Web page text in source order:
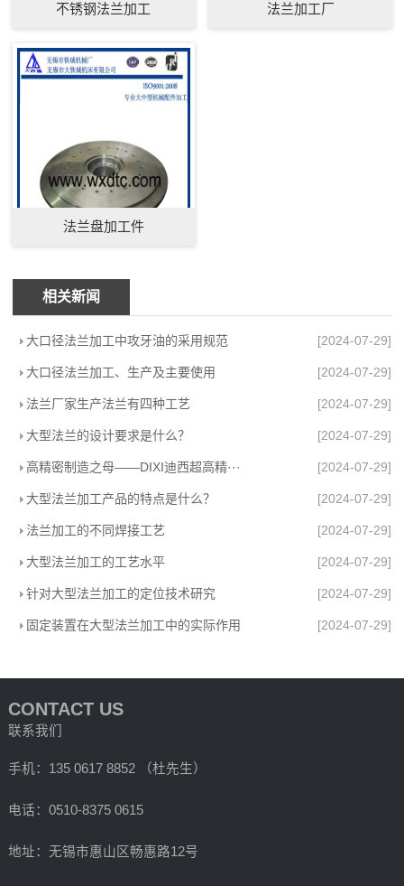
不锈钢法兰加工 法兰加工厂
法兰盘加工件
相关新闻
大口径法兰加工中攻牙油的采用规范 [2024-07-29]
大口径法兰加工、生产及主要使用 [2024-07-29]
法兰厂家生产法兰有四种工艺 [2024-07-29]
大型法兰的设计要求是什么？ [2024-07-29]
高精密制造之母——DIXI迪西超高精··· [2024-07-29]
大型法兰加工产品的特点是什么？ [2024-07-29]
法兰加工的不同焊接工艺 [2024-07-29]
大型法兰加工的工艺水平 [2024-07-29]
针对大型法兰加工的定位技术研究 [2024-07-29]
固定装置在大型法兰加工中的实际作用 [2024-07-29]
CONTACT US
联系我们
手机：135 0617 8852 （杜先生）
电话：0510-8375 0615
地址：无锡市惠山区畅惠路12号